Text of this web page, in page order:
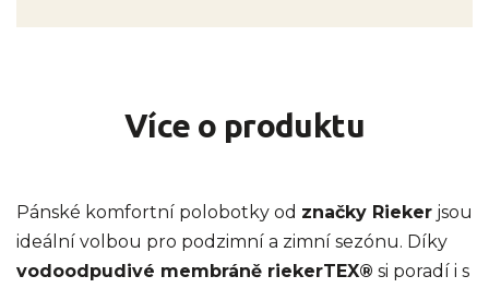
Více o produktu
Pánské komfortní polobotky od značky Rieker jsou
ideální volbou pro podzimní a zimní sezónu. Díky
vodoodpudivé membráně riekerTEX® si poradí i s